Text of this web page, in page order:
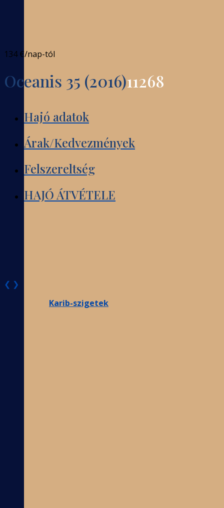
Karib-szigetek
134 €/nap-tól
Oceanis 35 (2016)11268
Hajó adatok
Árak/Kedvezmények
Felszereltség
HAJÓ ÁTVÉTELE
❮ ❯